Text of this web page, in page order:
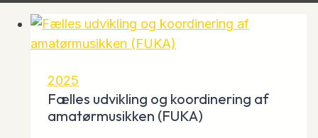
2025
Fælles udvikling og koordinering af
amatørmusikken (FUKA)